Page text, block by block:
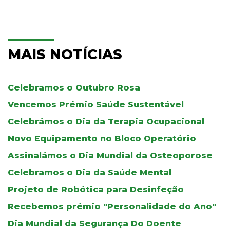
MAIS NOTÍCIAS
Celebramos o Outubro Rosa
Vencemos Prémio Saúde Sustentável
Celebrámos o Dia da Terapia Ocupacional
Novo Equipamento no Bloco Operatório
Assinalámos o Dia Mundial da Osteoporose
Celebramos o Dia da Saúde Mental
Projeto de Robótica para Desinfeção
Recebemos prémio "Personalidade do Ano"
Dia Mundial da Segurança Do Doente